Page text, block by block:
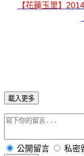
【花蓮玉里】
載入更多
公開留言 私密